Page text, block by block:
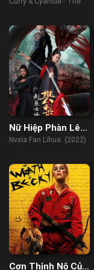
(2023)
Nữ Hiệp Phàn Lê
Hoa
Nvxia Fan Lihua (2022)
Cơn Thịnh Nộ Của